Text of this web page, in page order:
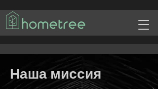
Наша миссия